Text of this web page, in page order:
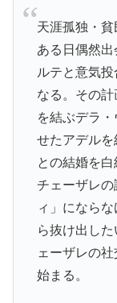
天涯孤独・貧
ある日偶然
ルテと意気
なる。その
を結ぶデラ
せたアデル
との結婚を
チェーザレ
ィ」になら
ら抜け出し
ェーザレの
始まる。